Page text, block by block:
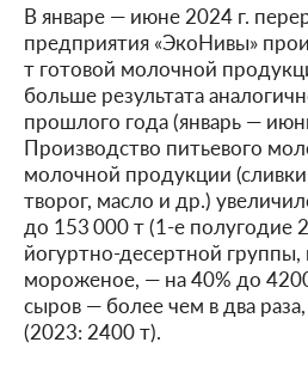
В январе — июне 2024 г.
предприятия «ЭкоНивы»
т готовой молочной
больше результата
прошлого года (январь —
Производство питьевого
молочной продукции
творог, масло и др.)
до 153 000 т (1-е полугодие
йогуртно-десертной группы,
мороженое, — на 40% до
сыров — более чем в два
(2023: 2400 т).